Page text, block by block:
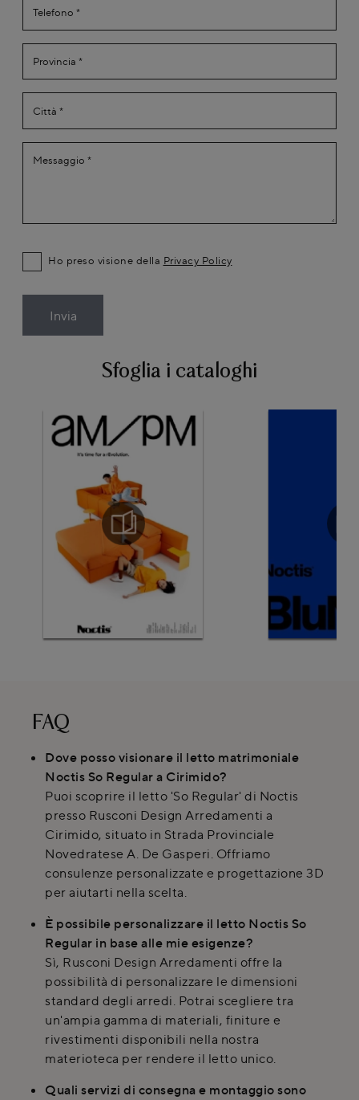
Sfoglia i cataloghi
Ho preso visione della Privacy Policy
Invia
FAQ
Dove posso visionare il letto matrimoniale
Noctis So Regular a Cirimido?
Puoi scoprire il letto 'So Regular' di Noctis
presso Rusconi Design Arredamenti a
Cirimido, situato in Strada Provinciale
Novedratese A. De Gasperi. Offriamo
consulenze personalizzate e progettazione 3D
per aiutarti nella scelta.
È possibile personalizzare il letto Noctis So
Regular in base alle mie esigenze?
Sì, Rusconi Design Arredamenti offre la
possibilità di personalizzare le dimensioni
standard degli arredi. Potrai scegliere tra
un'ampia gamma di materiali, finiture e
rivestimenti disponibili nella nostra
materioteca per rendere il letto unico.
Quali servizi di consegna e montaggio sono